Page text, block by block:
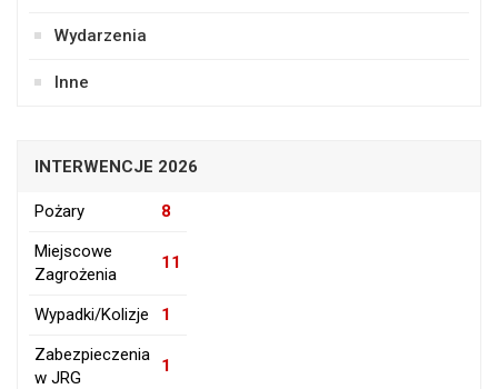
Wydarzenia
Inne
INTERWENCJE 2026
Pożary
8
Miejscowe
Zagrożenia
11
Wypadki/Kolizje
1
Zabezpieczenia
w JRG
1